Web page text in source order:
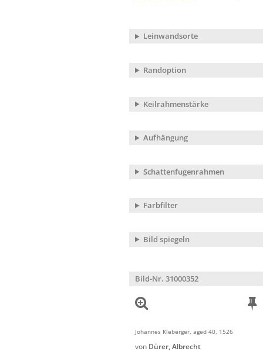
Leinwandsorte
Randoption
Keilrahmenstärke
Aufhängung
Schattenfugenrahmen
Farbfilter
Bild spiegeln
Bild-Nr. 31000352
Johannes Kleberger, aged 40, 1526
von Dürer, Albrecht